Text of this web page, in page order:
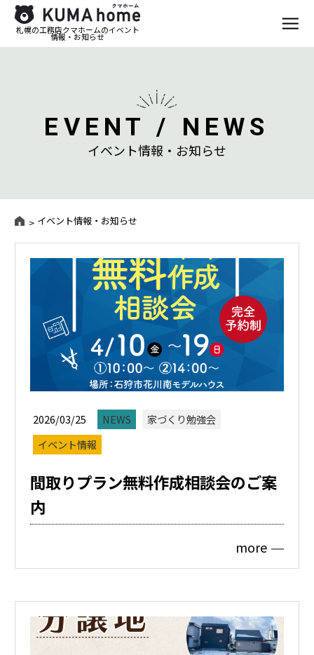
札幌の工務店クマホームのイベント
情報・お知らせ
EVENT / NEWS
イベント情報・お知らせ
イベント情報・お知らせ
2026/03/25 NEWS
家づくり勉強会
イベント情報
間取りプラン無料作成相談会のご案
内
more